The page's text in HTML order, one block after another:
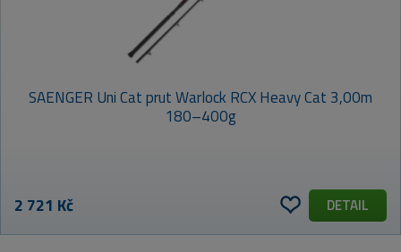
SAENGER Uni Cat prut Warlock RCX Heavy Cat 3,00m
180–400g
2 721 Kč DETAIL